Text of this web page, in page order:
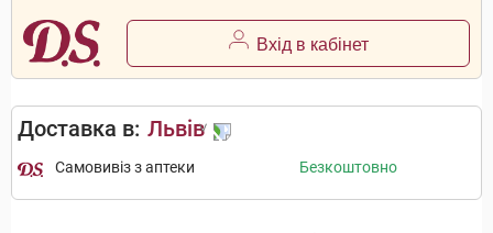
Вхід в кабінет
Доставка в: Львів
Самовивіз з аптеки Безкоштовно